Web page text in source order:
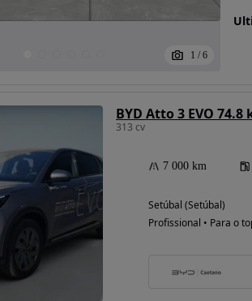
1 / 6
BYD Atto 3 EVO 74.8
313 cv
7 000 km
Setúbal (Setúbal)
Profissional • Para o